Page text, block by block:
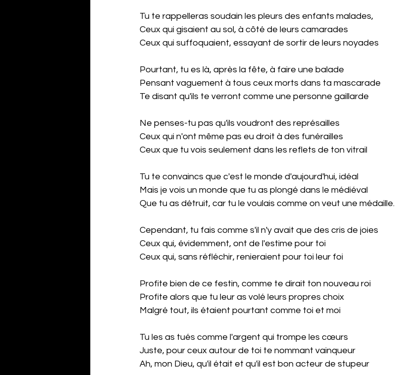
Tu te rappelleras soudain les pleurs des enfants malades,
Ceux qui gisaient au sol, à côté de leurs camarades
Ceux qui suffoquaient, essayant de sortir de leurs noyades
Pourtant, tu es là, après la fête, à faire une balade
Pensant vaguement à tous ceux morts dans ta mascarade
Te disant qu'ils te verront comme une personne gaillarde
Ne penses-tu pas qu'ils voudront des représailles
Ceux qui n'ont même pas eu droit à des funérailles
Ceux que tu vois seulement dans les reflets de ton vitrail
Tu te convaincs que c'est le monde d'aujourd'hui, idéal
Mais je vois un monde que tu as plongé dans le médiéval
Que tu as détruit, car tu le voulais comme on veut une médaille.
Cependant, tu fais comme s'il n'y avait que des cris de joies
Ceux qui, évidemment, ont de l'estime pour toi
Ceux qui, sans réfléchir, renieraient pour toi leur foi
Profite bien de ce festin, comme te dirait ton nouveau roi
Profite alors que tu leur as volé leurs propres choix
Malgré tout, ils étaient pourtant comme toi et moi
Tu les as tués comme l'argent qui trompe les cœurs
Juste, pour ceux autour de toi te nommant vainqueur
Ah, mon Dieu, qu'il était et qu'il est bon acteur de stupeur